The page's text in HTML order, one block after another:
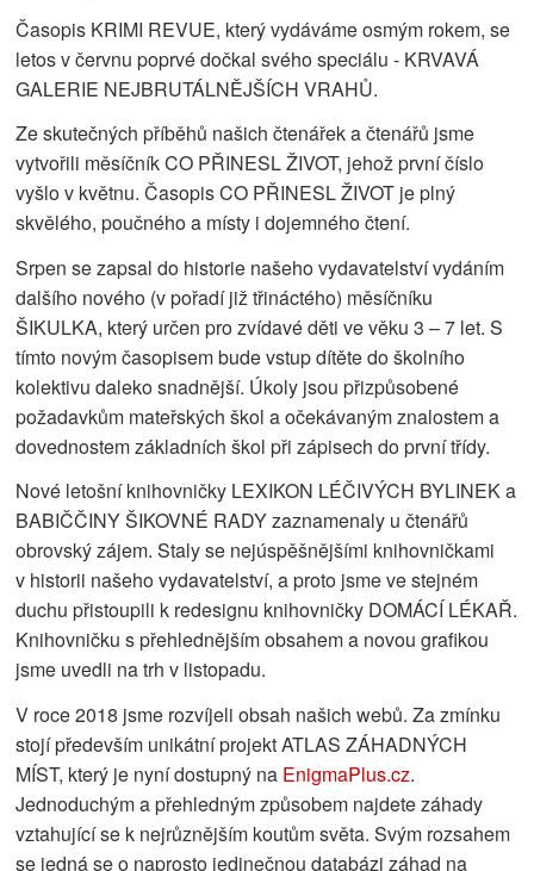
Časopis KRIMI REVUE, který vydáváme osmým rokem, se
letos v červnu poprvé dočkal svého speciálu - KRVAVÁ
GALERIE NEJBRUTÁLNĚJŠÍCH VRAHŮ.
Ze skutečných příběhů našich čtenářek a čtenářů jsme
vytvořili měsíčník CO PŘINESL ŽIVOT, jehož první číslo
vyšlo v květnu. Časopis CO PŘINESL ŽIVOT je plný
skvělého, poučného a místy i dojemného čtení.
Srpen se zapsal do historie našeho vydavatelství vydáním
dalšího nového (v pořadí již třináctého) měsíčníku
ŠIKULKA, který určen pro zvídavé děti ve věku 3 – 7 let. S
tímto novým časopisem bude vstup dítěte do školního
kolektivu daleko snadnější. Úkoly jsou přizpůsobené
požadavkům mateřských škol a očekávaným znalostem a
dovednostem základních škol při zápisech do první třídy.
Nové letošní knihovničky LEXIKON LÉČIVÝCH BYLINEK a
BABIČČINY ŠIKOVNÉ RADY zaznamenaly u čtenářů
obrovský zájem. Staly se nejúspěšnějšími knihovničkami
v historii našeho vydavatelství, a proto jsme ve stejném
duchu přistoupili k redesignu knihovničky DOMÁCÍ LÉKAŘ.
Knihovničku s přehlednějším obsahem a novou grafikou
jsme uvedli na trh v listopadu.
V roce 2018 jsme rozvíjeli obsah našich webů. Za zmínku
stojí především unikátní projekt ATLAS ZÁHADNÝCH
MÍST, který je nyní dostupný na EnigmaPlus.cz.
Jednoduchým a přehledným způsobem najdete záhady
vztahující se k nejrůznějším koutům světa. Svým rozsahem
se jedná se o naprosto jedinečnou databázi záhad na